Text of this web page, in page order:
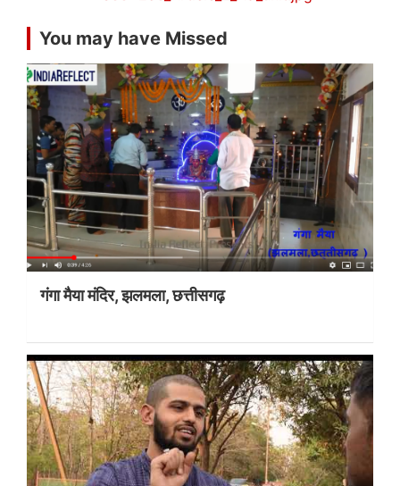
You may have Missed
गंगा मैया मंदिर, झलमला, छत्तीसगढ़